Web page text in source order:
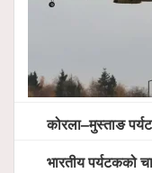
कोरला–मुस्ताङ पर्यटन विकासलाई
भारतीय पर्यटकको